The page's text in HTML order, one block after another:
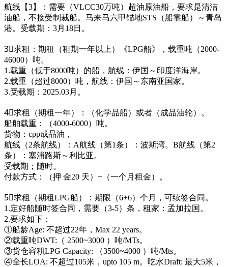
航线【3】：需要（VLCC30万吨）超油原油船，要求是清洁
油船，不接受制裁船。马来马六甲锚地STS（船靠船）～青岛
港。受载期：3月18日。
3⃣求租：期租（租期一年以上）《LPG船》，载重吨（2000-
46000）吨。
1.载重（低于8000吨）的船，航线：伊国～印度洋海岸。
2.载重（超过8000）吨，航线：伊国～东南亚国家。
3.受载期：2025.03月。
4⃣求租（期租一年）：（化学品船）或者（成品油轮）。
船舶载重：（4000-6000）吨。
货物：cpp成品油，
航线（2条航线）：A航线（第1条）：波斯湾。B航线（第2
条）：塞浦路斯～利比亚。
受载期；随时。
付款方式：（押 金20 天）+（一个月租金）。
5⃣求租（期租LPG船）：期限（6+6）个月，可续签合同。
1.定好船随时签合同，需要（3-5）条，租家：孟加拉国。
2.要求如下：
①船龄Age: 不超过22年，Max 22 years。
②载重吨DWT:（ 2500~3000 ）吨/MTs。
③货仓容积LPG Capacity: （3500~4000 ）吨/Mts。
④全长LOA: 不超过105米，upto 105 m。吃水Draft: 最大5米，